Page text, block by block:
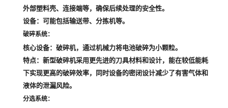
外部塑料壳、连接端等，确保后续处理的安全性。
设备：可能包括输送带、分拣机等。
破碎系统：
核心设备：破碎机，通过机械力将电池破碎为小颗粒。
特点：新型破碎机采用更先进的刀具材料和设计，能在较低能耗
下实现更高的破碎效率，同时设备的密闭设计减少了有害气体和
液体的泄漏风险。
分选系统：